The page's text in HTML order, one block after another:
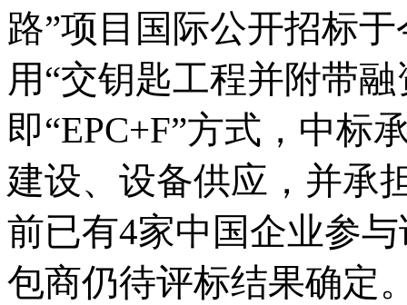
路”项目国际公开招标
用“交钥匙工程并附带
即“EPC+F”方式，中标
建设、设备供应，并承
前已有4家中国企业参
包商仍待评标结果确定